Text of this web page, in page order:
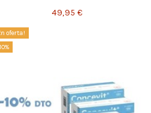
49,95 €
oferta!